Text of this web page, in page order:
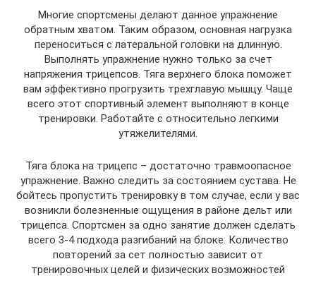
Многие спортсмены делают данное упражнение
обратным хватом. Таким образом, основная нагрузка
переноситься с латеральной головки на длинную.
Выполнять упражнение нужно только за счет
напряжения трицепсов. Тяга верхнего блока поможет
вам эффективно прогрузить трехглавую мышцу. Чаще
всего этот спортивный элемент выполняют в конце
тренировки. Работайте с относительно легкими
утяжелителями.
Тяга блока на трицепс – достаточно травмоопасное
упражнение. Важно следить за состоянием сустава. Не
бойтесь пропустить тренировку в том случае, если у вас
возникли болезненные ощущения в районе дельт или
трицепса. Спортсмен за одно занятие должен сделать
всего 3-4 подхода разгибаний на блоке. Количество
повторений за сет полностью зависит от
тренировочных целей и физических возможностей